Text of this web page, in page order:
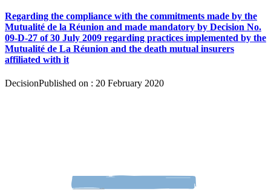
Regarding the compliance with the commitments made by the
Mutualité de la Réunion and made mandatory by Decision No.
09-D-27 of 30 July 2009 regarding practices implemented by the
Mutualité de La Réunion and the death mutual insurers
affiliated with it
DecisionPublished on : 20 February 2020